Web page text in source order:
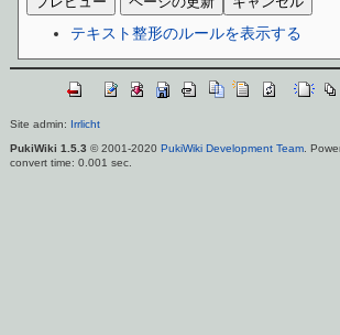
テキスト整形のルールを表示する
Site admin: Irrlicht
PukiWiki 1.5.3 © 2001-2020 PukiWiki Development Team.
convert time: 0.001 sec.